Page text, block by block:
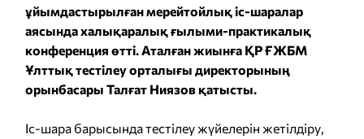
ұйымдастырылған мерейтойлық іс-шаралар
аясында халықаралық ғылыми-практикалық
конференция өтті. Аталған жиынға ҚР ҒЖБМ
Ұлттық тестілеу орталығы директорының
орынбасары Талғат Ниязов қатысты.
Іс-шара барысында тестілеу жүйелерін жетілдіру,